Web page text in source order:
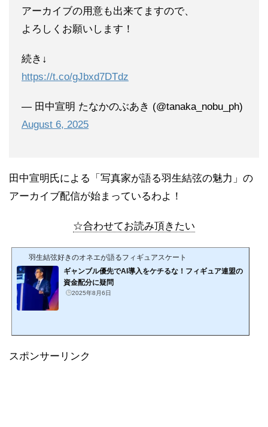
アーカイブの用意も出来てますので、
よろしくお願いします！
続き↓
https://t.co/gJbxd7DTdz
— 田中宣明 たなかのぶあき (@tanaka_nobu_ph)
August 6, 2025
田中宣明氏による「写真家が語る羽生結弦の魅力」の
アーカイブ配信が始まっているわよ！
☆合わせてお読み頂きたい
羽生結弦好きのオネエが語るフィギュアスケート
ギャンブル優先でAI導入をケチるな！フィギュア連盟の
資金配分に疑問
2025年8月6日
スポンサーリンク